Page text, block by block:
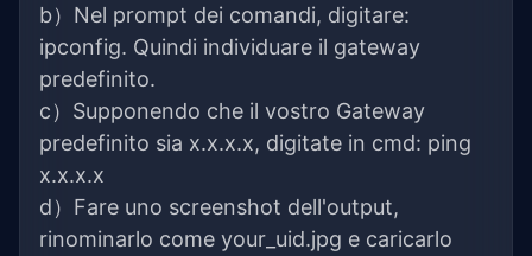
b）Nel prompt dei comandi, digitare:
ipconfig. Quindi individuare il gateway
predefinito.
c）Supponendo che il vostro Gateway
predefinito sia x.x.x.x, digitate in cmd: ping
x.x.x.x
d）Fare uno screenshot dell'output,
rinominarlo come your_uid.jpg e caricarlo